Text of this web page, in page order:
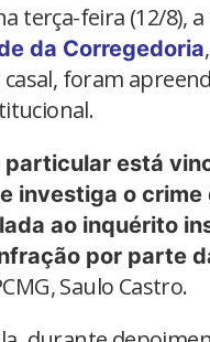
terça-feira (12/8),
da Corregedoria
foram
particular está
investiga o crime
ao inquérito
por parte
Saulo Castro.